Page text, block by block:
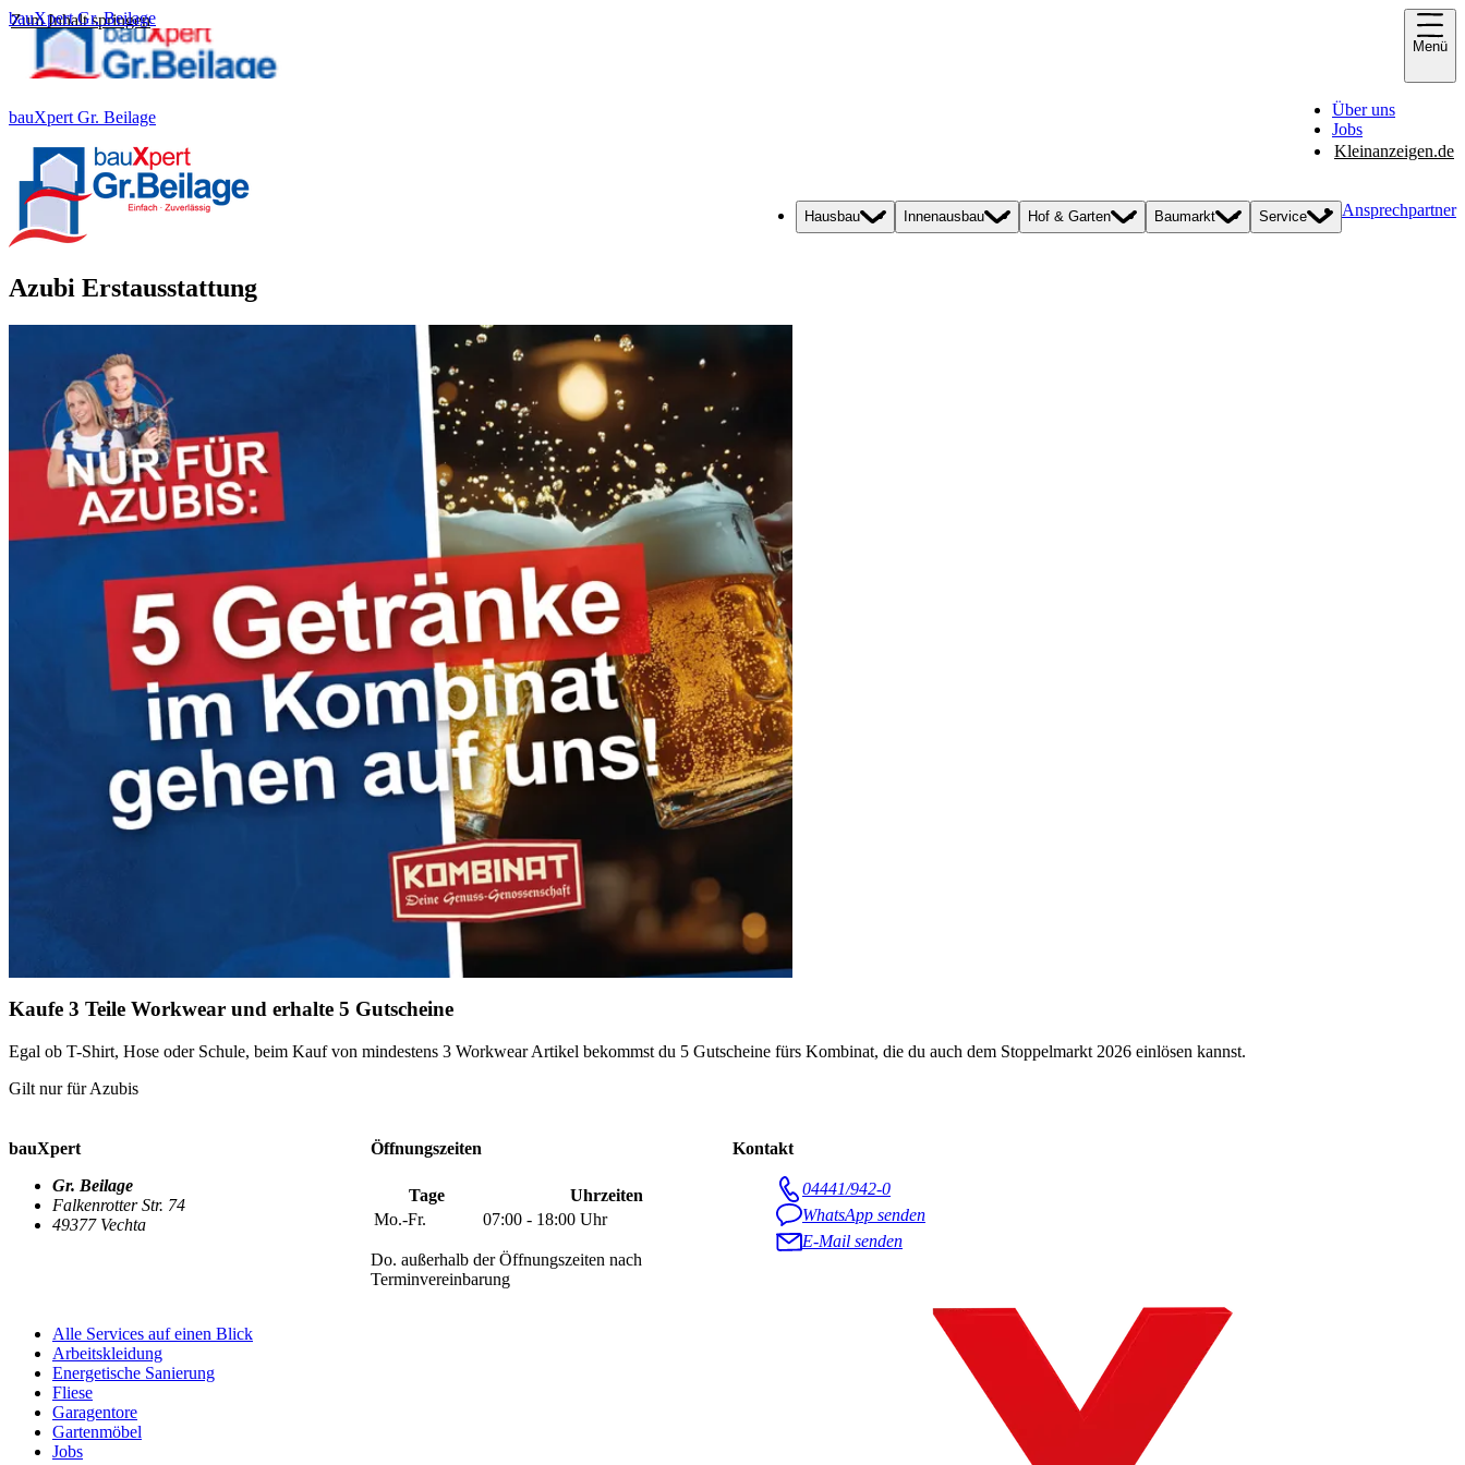
Zum Inhalt springen
bauXpert Gr. Beilage
Menü
bauXpert Gr. Beilage
Über uns
Jobs
Kleinanzeigen.de
Hausbau Innenausbau Hof & Garten Baumarkt Service Ansprechpartner
Azubi Erstausstattung
Kaufe 3 Teile Workwear und erhalte 5 Gutscheine
Egal ob T-Shirt, Hose oder Schule, beim Kauf von mindestens 3 Workwear Artikel bekommst du 5 Gutscheine fürs Kombinat, die du auch dem Stoppelmarkt 2026 einlösen kannst.
Gilt nur für Azubis
bauXpert
Gr. Beilage
Falkenrotter Str. 74
49377 Vechta
Öffnungszeiten
Tage
Uhrzeiten
Mo.-Fr.
07:00 - 18:00 Uhr
Do. außerhalb der Öffnungszeiten nach
Terminvereinbarung
Kontakt
04441/942-0
WhatsApp senden
E-Mail senden
Alle Services auf einen Blick
Arbeitskleidung
Energetische Sanierung
Fliese
Garagentore
Gartenmöbel
Jobs